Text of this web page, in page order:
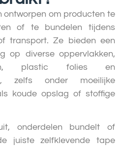
ontworpen om producten te
of te bundelen tijdens
transport. Ze bieden een
op diverse oppervlakken,
plastic folies en
zelfs onder moeilijke
koude opslag of stoffige
onderdelen bundelt of
juiste zelfklevende tape